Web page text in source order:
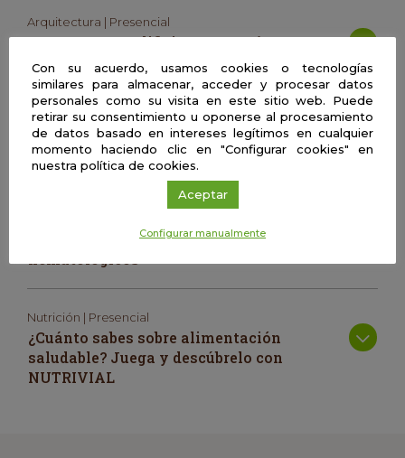
Arquitectura | Presencial
Terremotos y edificios: ¿por qué unos
resisten y otros no?
Arqueología | Presencial
Arqueólogas sin látigo
biomédica en el manejo de tumores
Nutrición | Presencial
¿Cuánto sabes sobre alimentación
saludable? Juega y descúbrelo con
NUTRIVIAL
Con su acuerdo, usamos cookies o tecnologías
similares para almacenar, acceder y procesar datos
personales como su visita en este sitio web. Puede
retirar su consentimiento u oponerse al procesamiento
de datos basado en intereses legítimos en cualquier
momento haciendo clic en "Configurar cookies" en
nuestra política de cookies.
Aceptar
Configurar manualmente